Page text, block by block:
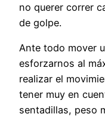
no querer correr
de golpe.
Ante todo mover
esforzarnos al
realizar el
tener muy en
sentadillas, peso